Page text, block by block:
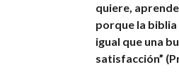
quiere,
porque la biblia
igual que una
satisfacción”